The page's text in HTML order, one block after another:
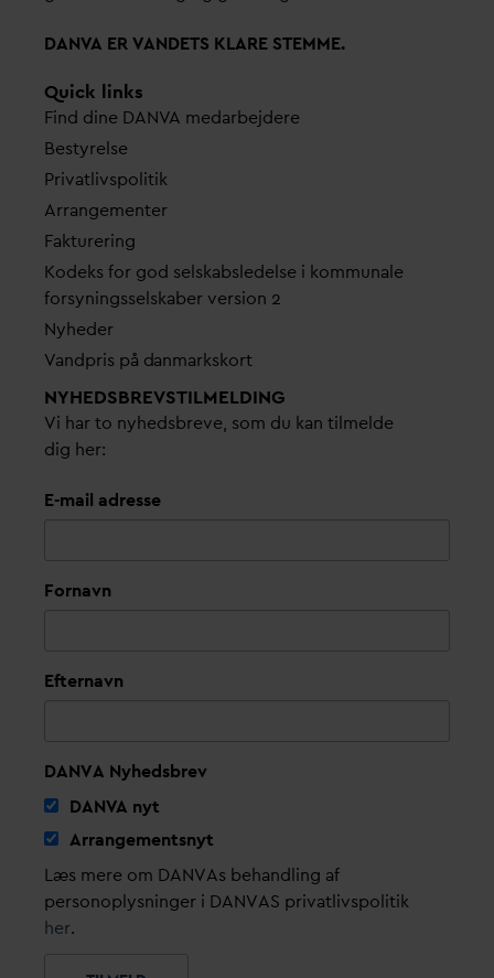
DANVA ERVANDETS KLARE STEMME.
Quick links
Find dine DANVA medarbejdere
Bestyrelse
Privatlivspolitik
Arrangementer
Fakturering
Kodeks for god selskabsledelse i kommunale
forsyningsselskaber version 2
Nyheder
Vandpris på danmarkskort
NYHEDSBREVS­TILMELDING
Vi har to nyhedsbreve, som du kan tilmelde
dig her:
E-mail adresse
Fornavn
Efternavn
DANVA Nyhedsbrev
DANVA nyt
Arrangementsnyt
Læs mere om DANVAs behandling af
personoplysninger i DANVAS privatlivspolitik
her.